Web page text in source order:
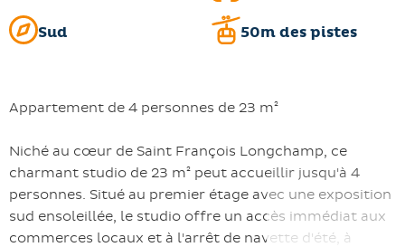
Sud 50m des pistes
Appartement de 4 personnes de 23 m²
Niché au cœur de Saint François Longchamp, ce
charmant studio de 23 m² peut accueillir jusqu'à 4
personnes. Situé au premier étage avec une exposition
sud ensoleillée, le studio offre un accès immédiat aux
commerces locaux et à l'arrêt de navette d'été, à